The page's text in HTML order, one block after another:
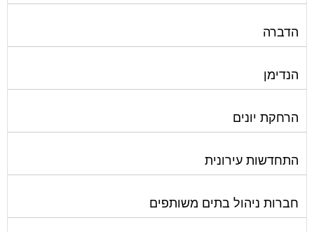
הדברה
הנדימן
הרחקת יונים
התחדשות עירונית
חברות ניהול בתים משותפים